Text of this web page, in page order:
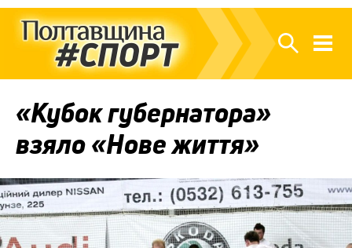
«Кубок губернатора»
взяло «Нове життя»